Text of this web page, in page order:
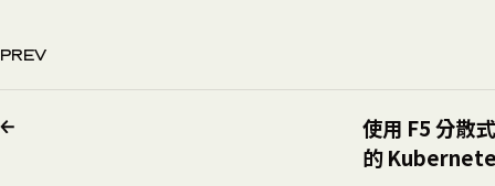
PREV
使用 F5 分散
的